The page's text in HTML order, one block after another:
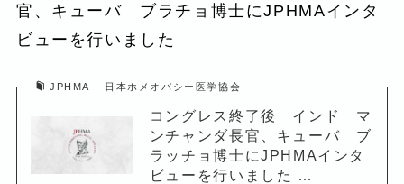
官、キューバ ブラチョ博士にJPHMAインタ
ビューを行いました
JPHMA – 日本ホメオパシー医学協会
コングレス終了後 インド マ
ンチャンダ長官、キューバ ブ
ラッチョ博士にJPHMAインタ
ビューを行いました …